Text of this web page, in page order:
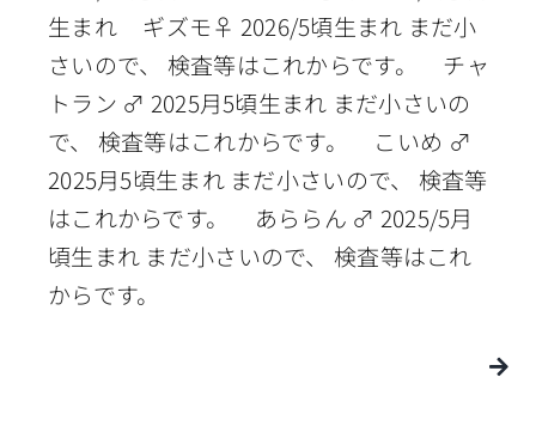
生まれ ギズモ♀ 2026/5頃生まれ まだ小
さいので、 検査等はこれからです。 チャ
トラン ♂ 2025月5頃生まれ まだ小さいの
で、 検査等はこれからです。 こいめ ♂
2025月5頃生まれ まだ小さいので、 検査等
はこれからです。 あららん ♂ 2025/5月
頃生まれ まだ小さいので、 検査等はこれ
からです。